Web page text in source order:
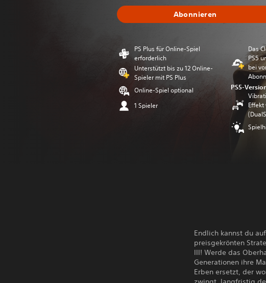
Abonnieren
PS Plus für Online-Spiel
erforderlich
Unterstützt bis zu 12 Online-
Spieler mit PS Plus
Online-Spiel optional
1 Spieler
Das
PS5
bei
PS5-
Endlich kannst du
preisgekrönten
III! Werde das
Generationen ihre
Erben ersetzt, der